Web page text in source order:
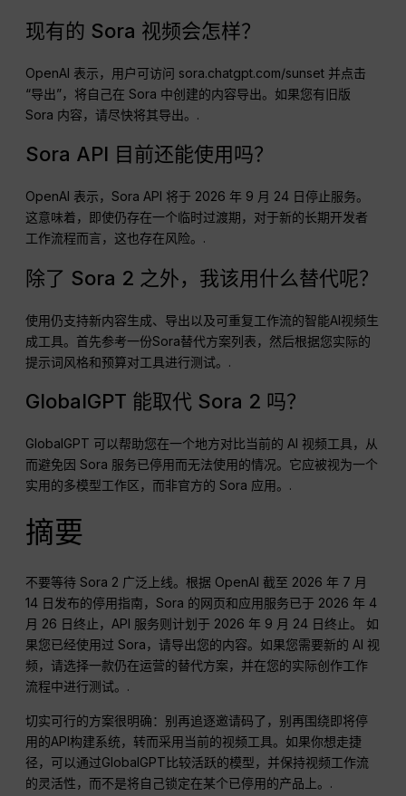
现有的 Sora 视频会怎样？
OpenAI 表示，用户可访问 sora.chatgpt.com/sunset 并点击
“导出”，将自己在 Sora 中创建的内容导出。如果您有旧版
Sora 内容，请尽快将其导出。.
Sora API 目前还能使用吗？
OpenAI 表示，Sora API 将于 2026 年 9 月 24 日停止服务。
这意味着，即使仍存在一个临时过渡期，对于新的长期开发者
工作流程而言，这也存在风险。.
除了 Sora 2 之外，我该用什么替代呢？
使用仍支持新内容生成、导出以及可重复工作流的智能AI视频生
成工具。首先参考一份Sora替代方案列表，然后根据您实际的
提示词风格和预算对工具进行测试。.
GlobalGPT 能取代 Sora 2 吗？
GlobalGPT 可以帮助您在一个地方对比当前的 AI 视频工具，从
而避免因 Sora 服务已停用而无法使用的情况。它应被视为一个
实用的多模型工作区，而非官方的 Sora 应用。.
摘要
不要等待 Sora 2 广泛上线。根据 OpenAI 截至 2026 年 7 月
14 日发布的停用指南，Sora 的网页和应用服务已于 2026 年 4
月 26 日终止，API 服务则计划于 2026 年 9 月 24 日终止。 如
果您已经使用过 Sora，请导出您的内容。如果您需要新的 AI 视
频，请选择一款仍在运营的替代方案，并在您的实际创作工作
流程中进行测试。.
切实可行的方案很明确：别再追逐邀请码了，别再围绕即将停
用的API构建系统，转而采用当前的视频工具。如果你想走捷
径，可以通过GlobalGPT比较活跃的模型，并保持视频工作流
的灵活性，而不是将自己锁定在某个已停用的产品上。.